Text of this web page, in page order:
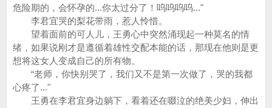
危险期的，会怀孕的...你太过分了！呜呜呜呜..."
李君宜哭的梨花带雨，惹人怜惜。
望着面前的可人儿，王勇心中突然涌现起一种莫名的情
绪，如果说刚才是遵循着雄性交配本能的话，那现在他则是更
想将这女人变成自己的所有物。
“老师，你快别哭了，我们又不是第一次做了，哭的我都
心疼了..."
王勇在李君宜身边躺下，看着还在啜泣的绝美少妇，伸出